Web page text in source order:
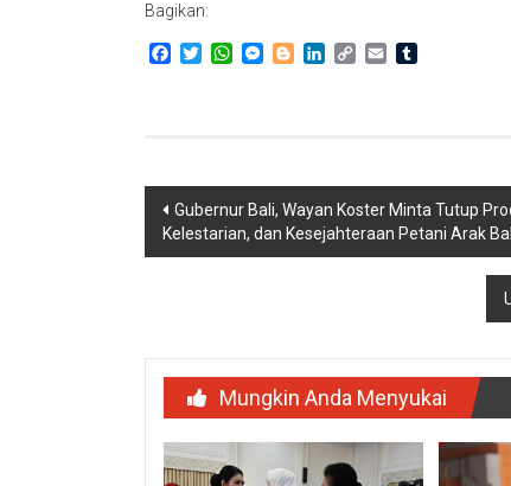
Bagikan:
Facebook
TwitterWhatsApp
Messenger
BloggerLinkedIn
Copy Email
Navigasi
pos
Gubernur Bali, Wayan Koster Minta Tutup
Kelestarian, dan Kesejahteraan Petani Arak
Mungkin Anda Menyukai